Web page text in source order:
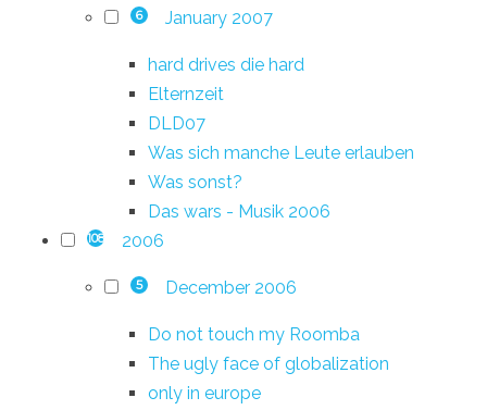
6 January 2007
hard drives die hard
Elternzeit
DLD07
Was sich manche Leute erlauben
Was sonst?
Das wars - Musik 2006
108 2006
5 December 2006
Do not touch my Roomba
The ugly face of globalization
only in europe